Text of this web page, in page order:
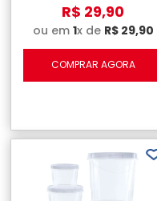
R$ 29,90
ou em 1x de R$ 29,90
COMPRAR AGORA